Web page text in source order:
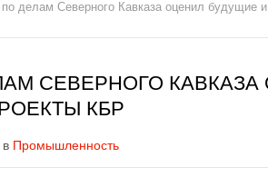
делам Северного Кавказа оценил будущие
СЕВЕРНОГО
КБР
Промышленность